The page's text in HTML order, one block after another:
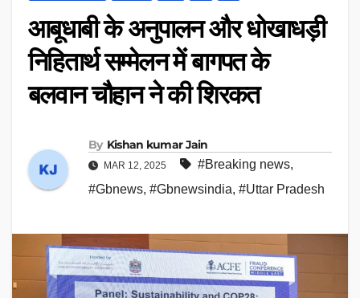
आबूधाबी के अनुपालन और धोखाधड़ी
निहितार्थ सम्मेलन में बागपत के
बलवान चौहान ने की शिरकत
By Kishan kumar Jain
MAR 12, 2025 #Breaking news,
#Gbnews, #Gbnewsindia, #Uttar Pradesh